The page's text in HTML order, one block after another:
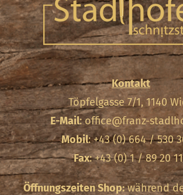
Kontakt
Töpfelgasse 7/1, 1140
E-Mail:office@franz-
Mobil: +43 (0) 664 / 530
Fax: +43 (0) 1 / 89 20
Öffnungszeiten Shop:während